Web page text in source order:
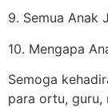
9. Semua Anak
10. Mengapa
Semoga
para ortu, guru,